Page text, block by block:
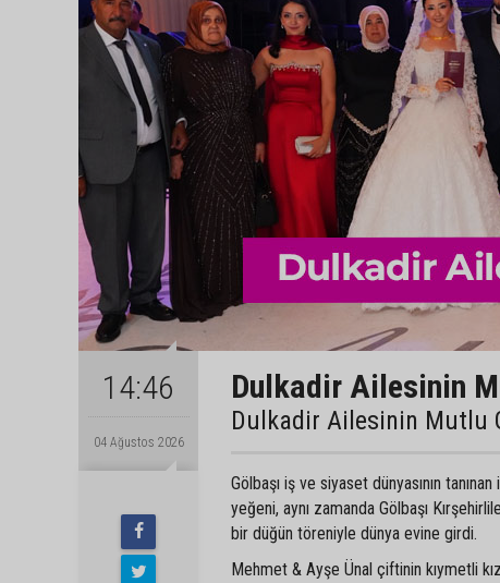
14:46
04 Ağustos 2026
Dulkadir Ailesinin
Dulkadir Ailesinin Mutlu
Gölbaşı iş ve siyaset dünyasının
yeğeni, aynı zamanda Gölbaşı
bir düğün töreniyle dünya evine girdi.
Mehmet & Ayşe Ünal çiftinin kıymetli